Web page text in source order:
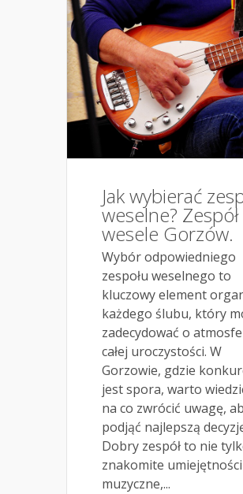
Jak wybierać
weselne?
wesele Gorzów.
Wybór odpowiedniego
zespołu weselnego to
kluczowy element
każdego ślubu, który
zadecydować o
całej uroczystości. W
Gorzowie, gdzie
jest spora, warto
na co zwrócić uwagę,
podjąć najlepszą
Dobry zespół to nie
znakomite umiejętności
muzyczne,...